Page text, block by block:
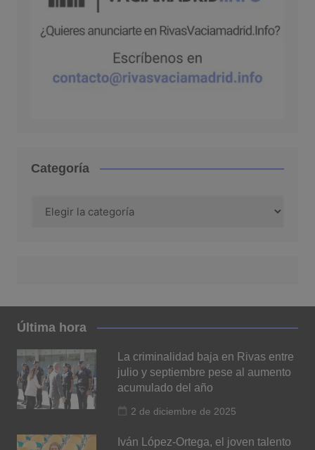
Categoría
Última hora
La criminalidad baja en Rivas entre
julio y septiembre pese al aumento
acumulado del año
2 de diciembre de 2025
Iván López-Ortega, el joven talento